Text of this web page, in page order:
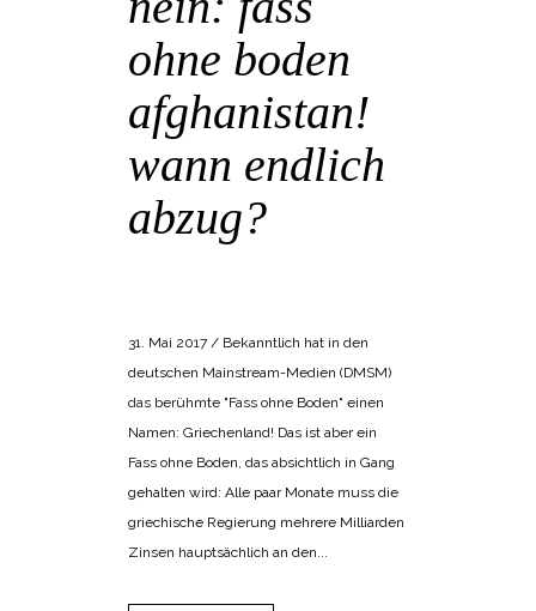
ohne boden
afghanistan!
wann endlich
abzug?
31. Mai 2017 / Bekanntlich hat in den
deutschen Mainstream-Medien (DMSM)
das berühmte "Fass ohne Boden" einen
Namen: Griechenland! Das ist aber ein
Fass ohne Boden, das absichtlich in Gang
gehalten wird: Alle paar Monate muss die
griechische Regierung mehrere Milliarden
Zinsen hauptsächlich an den...